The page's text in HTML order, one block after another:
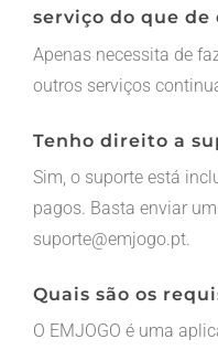
serviço do que de
Apenas necessita de
outros serviços
Tenho direito a
Sim, o suporte está
pagos. Basta enviar
suporte@emjogo.pt.
Quais são os
O EMJOGO é uma